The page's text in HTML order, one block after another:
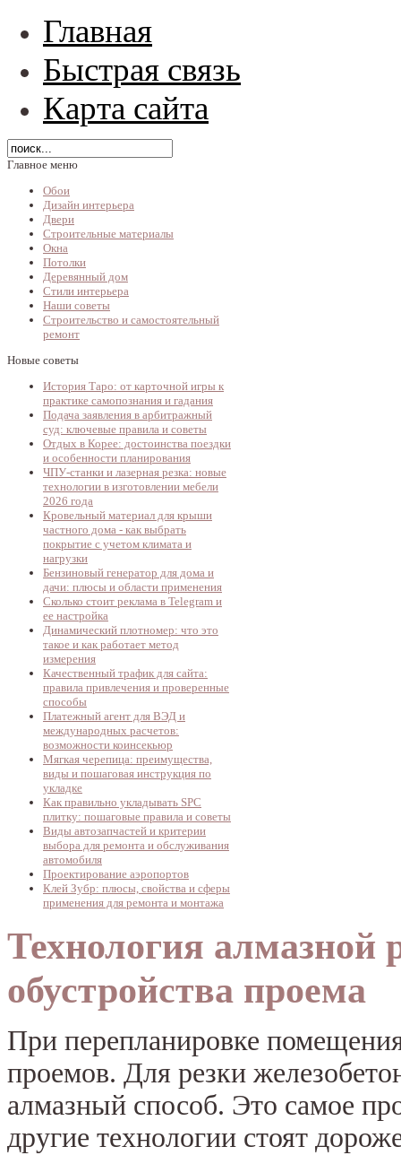
Главная
Быстрая связь
Карта сайта
Главное меню
Обои
Дизайн интерьера
Двери
Строительные материалы
Окна
Потолки
Деревянный дом
Стили интерьера
Наши советы
Строительство и самостоятельный
ремонт
Новые советы
История Таро: от карточной игры к
практике самопознания и гадания
Подача заявления в арбитражный
суд: ключевые правила и советы
Отдых в Корее: достоинства поездки
и особенности планирования
ЧПУ-станки и лазерная резка: новые
технологии в изготовлении мебели
2026 года
Кровельный материал для крыши
частного дома - как выбрать
покрытие с учетом климата и
нагрузки
Бензиновый генератор для дома и
дачи: плюсы и области применения
Сколько стоит реклама в Telegram и
ее настройка
Динамический плотномер: что это
такое и как работает метод
измерения
Качественный трафик для сайта:
правила привлечения и проверенные
способы
Платежный агент для ВЭД и
международных расчетов:
возможности коинсекьюр
Мягкая черепица: преимущества,
виды и пошаговая инструкция по
укладке
Как правильно укладывать SPC
плитку: пошаговые правила и советы
Виды автозапчастей и критерии
выбора для ремонта и обслуживания
автомобиля
Проектирование аэропортов
Клей Зубр: плюсы, свойства и сферы
применения для ремонта и монтажа
Технология алмазной
обустройства проема
При перепланировке
проемов. Для резки
алмазный способ. Это самое
другие технологии стоят